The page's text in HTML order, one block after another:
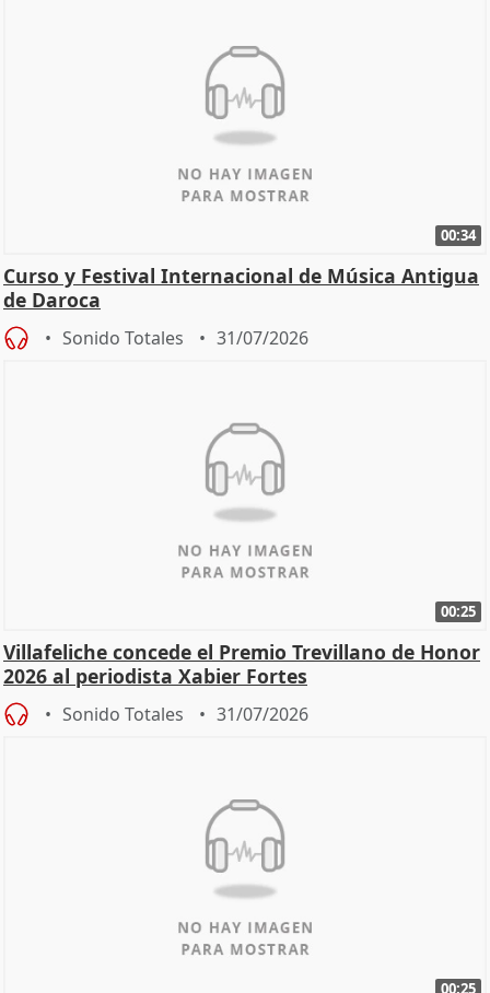
00:34
Curso y Festival Internacional de Música Antigua
de Daroca
Sonido Totales 31/07/2026
00:25
Villafeliche concede el Premio Trevillano de Honor
2026 al periodista Xabier Fortes
Sonido Totales 31/07/2026
00:25